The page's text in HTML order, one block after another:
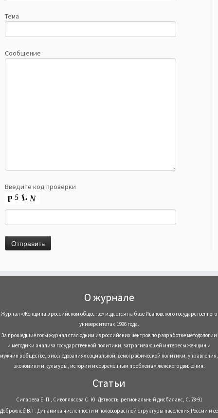
Тема
Сообщение
Введите код проверки
О журнале
Журнал «Женщина в российском обществе» издается на базе Ивановского государственного
университета с 1996 года.
За прошедшие годы журнал стал одним из российских центров по разработке методологии
и методики анализа государственной политики, затрагивающей интересы женщин и
мужчин в обществе, в исследованиях социальной, демографической политики, управления,
экономики и культуры, истории и современным проблемам женского движения.
Статьи
Сигарева Е. П., Сивоплясова С. Ю. Детность: региональный дисбаланс, С. 78-91
Доброхлеб В. Г. Динамика численности и половозрастной структуры населения России и ее